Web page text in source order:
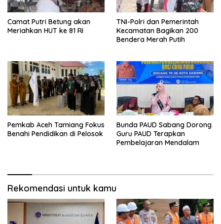
Camat Putri Betung akan
Meriahkan HUT ke 81 RI
TNI-Polri dan Pemerintah
Kecamatan Bagikan 200
Bendera Merah Putih
Pemkab Aceh Tamiang Fokus
Benahi Pendidikan di Pelosok
Bunda PAUD Sabang Dorong
Guru PAUD Terapkan
Pembelajaran Mendalam
Rekomendasi untuk kamu